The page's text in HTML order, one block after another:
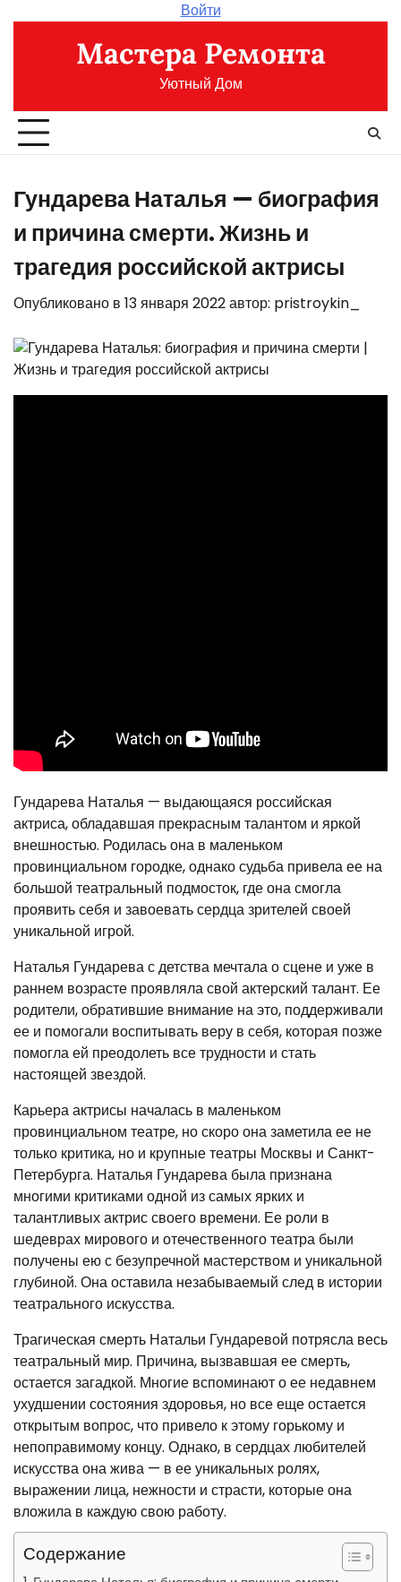
содержимому
Войти
Мастера Ремонта
Уютный Дом
Гундарева Наталья — биография
и причина смерти. Жизнь и
трагедия российской актрисы
Опубликовано в 13 января 2022автор: pristroykin_
Гундарева Наталья — выдающаяся российская
актриса, обладавшая прекрасным талантом и яркой
внешностью. Родилась она в маленьком
провинциальном городке, однако судьба привела ее на
большой театральный подмосток, где она смогла
проявить себя и завоевать сердца зрителей своей
уникальной игрой.
Наталья Гундарева с детства мечтала о сцене и уже в
раннем возрасте проявляла свой актерский талант. Ее
родители, обратившие внимание на это, поддерживали
ее и помогали воспитывать веру в себя, которая позже
помогла ей преодолеть все трудности и стать
настоящей звездой.
Карьера актрисы началась в маленьком
провинциальном театре, но скоро она заметила ее не
только критика, но и крупные театры Москвы и Санкт-
Петербурга. Наталья Гундарева была признана
многими критиками одной из самых ярких и
талантливых актрис своего времени. Ее роли в
шедеврах мирового и отечественного театра были
получены ею с безупречной мастерством и уникальной
глубиной. Она оставила незабываемый след в истории
театрального искусства.
Трагическая смерть Натальи Гундаревой потрясла весь
театральный мир. Причина, вызвавшая ее смерть,
остается загадкой. Многие вспоминают о ее недавнем
ухудшении состояния здоровья, но все еще остается
открытым вопрос, что привело к этому горькому и
непоправимому концу. Однако, в сердцах любителей
искусства она жива — в ее уникальных ролях,
выражении лица, нежности и страсти, которые она
вложила в каждую свою работу.
Содержание